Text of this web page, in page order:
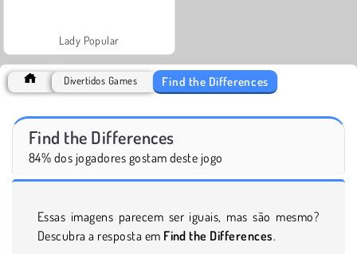
Lady Popular
Divertidos Games Find the Differences
Find the Differences
84% dos jogadores gostam deste jogo
Essas imagens parecem ser iguais, mas são mesmo?
Descubra a resposta em Find the Differences.